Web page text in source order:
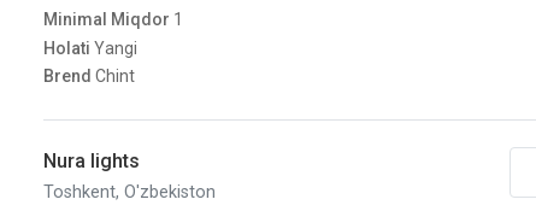
Minimal Miqdor 1
Holati Yangi
Brend Chint
Nura lights
Toshkent, O'zbekiston